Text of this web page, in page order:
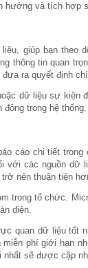
và tích hợp
giúp bạn theo
thông tin quan
ra quyết định
dữ liệu sự kiện
trong hệ thống.
cáo chi tiết
với các nguồn dữ
nên thuận tiện
trong tổ chức.
diện.
quan dữ liệu tốt
phí giới hạn
nhất sẽ được cập